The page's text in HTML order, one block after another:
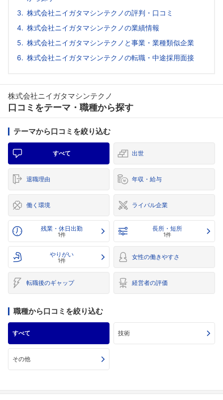
株式会社ニイガタマシンテクノの評判・口コミ
株式会社ニイガタマシンテクノの業績情報
株式会社ニイガタマシンテクノと事業・業種類似企業
株式会社ニイガタマシンテクノの転職・中途採用面接
株式会社ニイガタマシンテクノ
口コミをテーマ・職種から探す
テーマから口コミを絞り込む
すべて 出世
退職理由 年収・給与
働く環境 ライバル企業
残業・休日出勤
1件
長所・短所
1件
やりがい
1件 女性の働きやすさ
転職後のギャップ 経営者の評価
職種から口コミを絞り込む
すべて 技術
その他